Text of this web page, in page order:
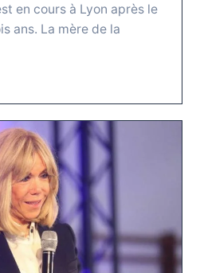
en cours à Lyon après le
ans. La mère de la